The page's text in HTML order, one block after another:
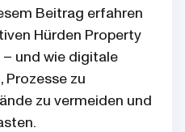
Beitrag erfahren
Hürden Property
und wie digitale
Prozesse zu
zu vermeiden und